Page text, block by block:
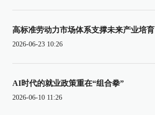
高标准劳动力市场体系支撑未来产业培育
2026-06-23 10:26
AI时代的就业政策重在“组合拳”
2026-06-10 11:26